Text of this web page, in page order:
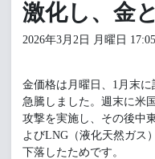
激化し、金
2026年3月2日 月曜日 17:05
金価格は月曜日、1月末
急騰しました。週末に米
攻撃を実施し、その後中
よびLNG（液化天然ガス
下落したためです。